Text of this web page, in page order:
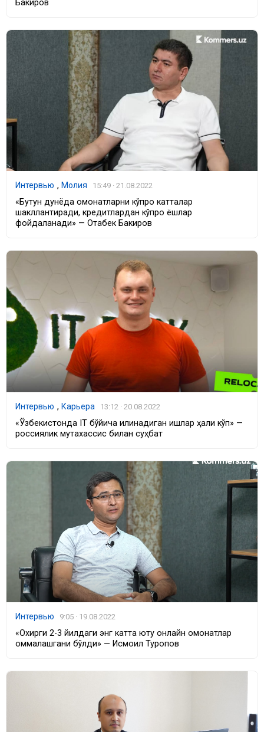
Бакиров
Интервью , Молия 15:49 · 21.08.2022
«Бутун дунёда омонатларни кўпроқ катталар
шакллантиради, кредитлардан кўпроқ ёшлар
фойдаланади» — Отабек Бакиров
Интервью , Карьера 13:12 · 20.08.2022
«Ўзбекистонда IT бўйича қилинадиган ишлар ҳали кўп» —
россиялик мутахассис билан суҳбат
Интервью 9:05 · 19.08.2022
«Охирги 2-3 йилдаги энг катта ютуқ онлайн омонатлар
оммалашгани бўлди» — Исмоил Туропов